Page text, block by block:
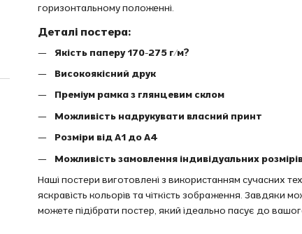
горизонтальному положенні.
Деталі постера:
Якість паперу 170-275 г/м?
Високоякісний друк
Преміум рамка з глянцевим склом
Можливість надрукувати власний принт
Розміри від A1 до A4
Можливість замовлення індивідуальних
Наші постери виготовлені з використанням сучасних
яскравість кольорів та чіткість зображення. Завдяки
можете підібрати постер, який ідеально пасує до